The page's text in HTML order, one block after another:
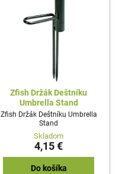
Zfish Držák Deštníku
Umbrella Stand
Zfish Držák Deštníku Umbrella
Stand
Skladom
4,15 €
Do košíka